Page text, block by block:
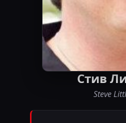
Стив
Steve